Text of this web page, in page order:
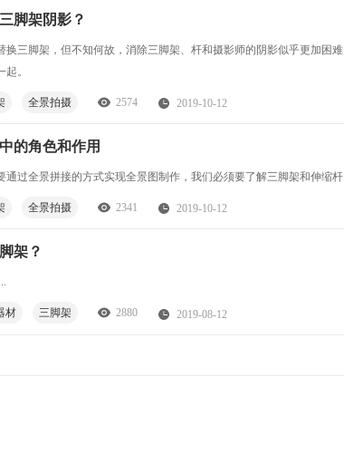
脚架阴影？
换三脚架，但不知何故，消除三脚架、杆和摄影师的阴影似乎更加困
。
全景拍摄 2574 2019-10-12
的角色和作用
过全景拼接的方式实现全景图制作，我们必须要了解三脚架和伸缩杆
全景拍摄 2341 2019-10-12
架？
材 三脚架 2880 2019-08-12